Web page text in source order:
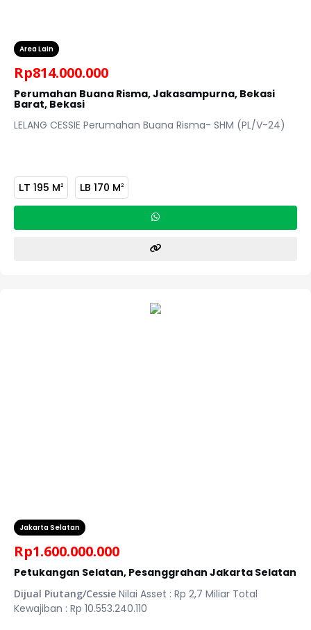
Area Lain
Rp814.000.000
Perumahan Buana Risma, Jakasampurna, Bekasi
Barat, Bekasi
LELANG CESSIE Perumahan Buana Risma- SHM (PL/V-24)
LT 195 M2 LB 170 M2
Jakarta Selatan
Rp1.600.000.000
Petukangan Selatan, Pesanggrahan Jakarta Selatan
Dijual Piutang/Cessie Nilai Asset : Rp 2,7 Miliar Total
Kewajiban : Rp 10.553.240.110